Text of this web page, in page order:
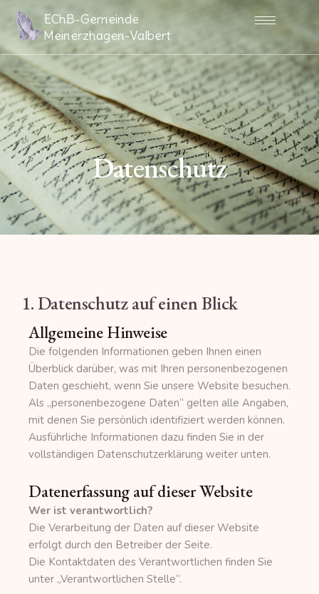
Zum
Inhalt
springen
EChB-Gemeinde
Meinerzhagen-Valbert
Datenschutz
1. Datenschutz auf einen Blick
Allgemeine Hinweise
Die folgenden Informationen geben Ihnen einen
Überblick darüber, was mit Ihren personenbezogenen
Daten geschieht, wenn Sie unsere Website besuchen.
Als „personenbezogene Daten“ gelten alle Angaben,
mit denen Sie persönlich identifiziert werden können.
Ausführliche Informationen dazu finden Sie in der
vollständigen Datenschutzerklärung weiter unten.
Datenerfassung auf dieser Website
Wer ist verantwortlich?
Die Verarbeitung der Daten auf dieser Website
erfolgt durch den Betreiber der Seite.
Die Kontaktdaten des Verantwortlichen finden Sie
unter „Verantwortlichen Stelle“.